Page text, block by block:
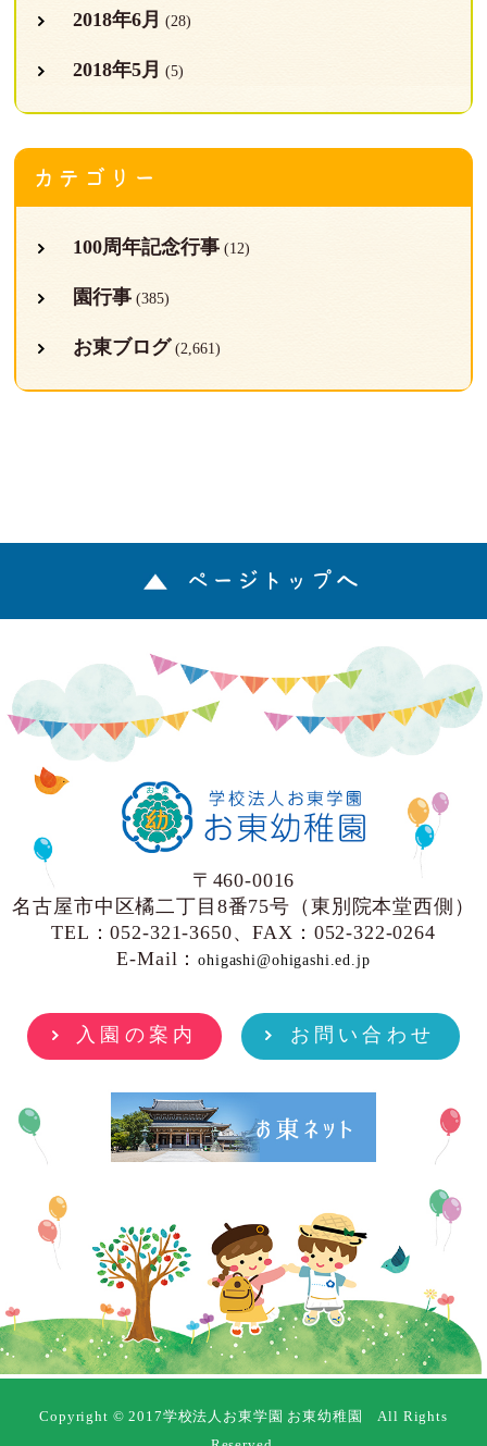
2018年6月 (28)
2018年5月 (5)
カテゴリー
100周年記念行事(12)
園行事(385)
お東ブログ (2,661)
ページトップへ
〒460-0016
名古屋市中区橘二丁目8番75号（東別院本堂西側）
TEL：052-321-3650、FAX：052-322-0264
E-Mail：ohigashi@ohigashi.ed.jp
入園の案内 お問い合わせ
Copyright © 2017学校法人お東学園 お東幼稚園 All Rights